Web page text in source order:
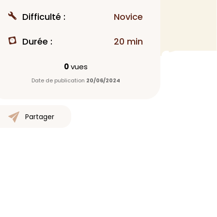
MAQUILLAGE
Rouge à lèvres
Fond de teint
Anti-cerne
Yeux
Highlighter
Difficulté : Novice
Durée : 20 min
0vues
Date de publication 20/06/2024
Partager